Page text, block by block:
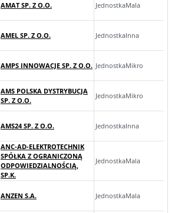
AMAT SP. Z O.O. JednostkaMala
AMEL SP. Z O.O. JednostkaInna
AMPS INNOWACJE SP. Z O.O. JednostkaMikro
AMS POLSKA DYSTRYBUCJA
SP. Z O.O.
JednostkaMikro
AMS24 SP. Z O.O. JednostkaInna
ANC-AD-ELEKTROTECHNIK
SPÓŁKA Z OGRANICZONĄ
ODPOWIEDZIALNOŚCIĄ,
SP.K.
JednostkaMala
ANZEN S.A. JednostkaMala